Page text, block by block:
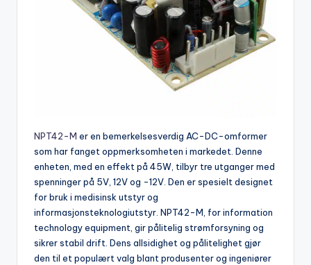
NPT42-M er en bemerkelsesverdig AC-DC-omformer
som har fanget oppmerksomheten i markedet. Denne
enheten, med en effekt på 45W, tilbyr tre utganger med
spenninger på 5V, 12V og -12V. Den er spesielt designet
for bruk i medisinsk utstyr og
informasjonsteknologiutstyr. NPT42-M, for information
technology equipment, gir pålitelig strømforsyning og
sikrer stabil drift. Dens allsidighet og pålitelighet gjør
den til et populært valg blant produsenter og ingeniører